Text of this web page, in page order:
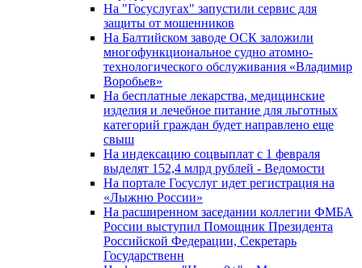
На "Госуслугах" запустили сервис для
защиты от мошенников
На Балтийском заводе ОСК заложили
многофункциональное судно атомно-
технологического обслуживания «Владимир
Воробьев»
На бесплатные лекарства, медицинские
изделия и лечебное питание для льготных
категорий граждан будет направлено еще
свыш
На индексацию соцвыплат с 1 февраля
выделят 152,4 млрд рублей - Ведомости
На портале Госуслуг идет регистрация на
«Лыжню России»
На расширенном заседании коллегии ФМБА
России выступил Помощник Президента
Российской Федерации, Секретарь
Государственн